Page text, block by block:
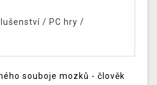
/ PC hry /
souboje mozků - člověk